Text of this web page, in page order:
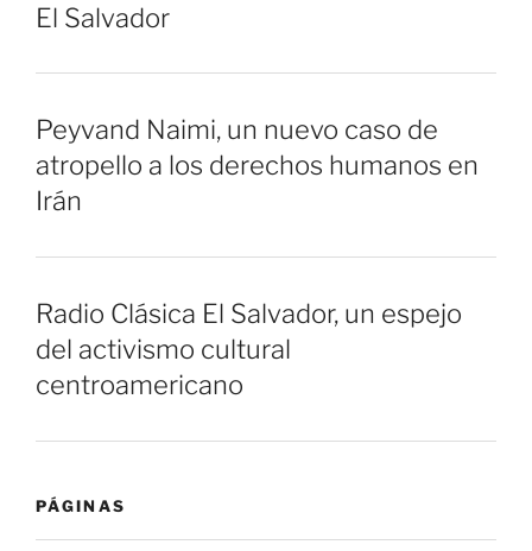
El Salvador
Peyvand Naimi, un nuevo caso de
atropello a los derechos humanos en
Irán
Radio Clásica El Salvador, un espejo
del activismo cultural
centroamericano
PÁGINAS